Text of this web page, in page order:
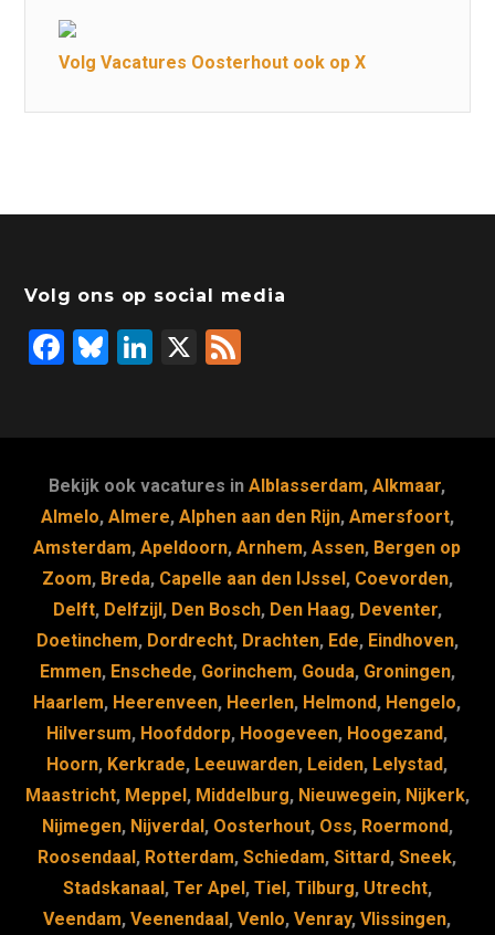
Volg Vacatures Oosterhout ook op X
Volg ons op social media
F
b
o
o
k
Bl
k
y
Li
dI
n
X
Bekijk ook vacatures inAlblasserdam,Alkmaar,
Almelo, Almere, Alphen aan den Rijn, Amersfoort,
Amsterdam,Apeldoorn,Arnhem,Assen, Bergen op
Zoom, Breda, Capelle aan den IJssel, Coevorden,
Delft, Delfzijl, Den Bosch, Den Haag, Deventer,
Doetinchem, Dordrecht, Drachten, Ede, Eindhoven,
Emmen, Enschede, Gorinchem, Gouda, Groningen,
Haarlem, Heerenveen, Heerlen, Helmond, Hengelo,
Hilversum, Hoofddorp, Hoogeveen, Hoogezand,
Hoorn, Kerkrade, Leeuwarden, Leiden, Lelystad,
Maastricht, Meppel, Middelburg, Nieuwegein, Nijkerk,
Nijmegen, Nijverdal, Oosterhout, Oss, Roermond,
Roosendaal, Rotterdam,Schiedam,Sittard,Sneek,
Stadskanaal, Ter Apel, Tiel, Tilburg, Utrecht,
Veendam,Veenendaal,Venlo,Venray,Vlissingen,